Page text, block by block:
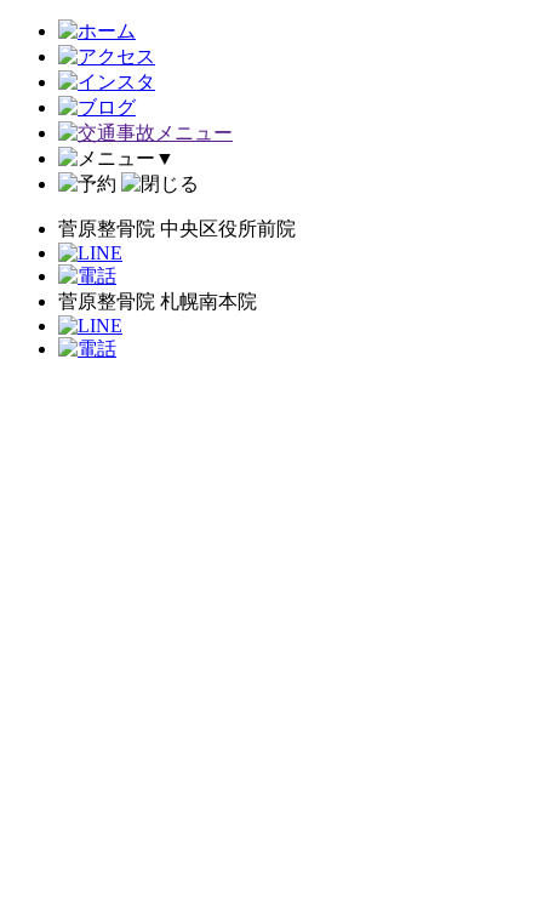
▼
菅原整骨院 中央区役所前院
菅原整骨院 札幌南本院